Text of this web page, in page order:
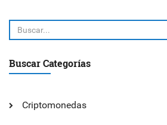
Buscar Categorías
Criptomonedas